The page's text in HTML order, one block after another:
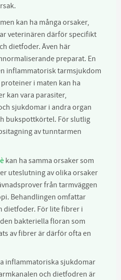
kan ha många orsaker,
veterinären därför specifikt
dietfoder. Även här
preparat. En
inflammatorisk tarmsjukdom
i maten kan ha
kan vara parasiter,
sjukdomar i andra organ
bukspottkörtel. För slutlig
av tunntarmen
kan ha samma orsaker som
uteslutning av olika orsaker
från tarmväggen
Behandlingen omfattar
dietfoder. För lite fibrer i
bakteriella floran som
av fibrer är därför ofta en
inflammatoriska sjukdomar
och dietfodren är